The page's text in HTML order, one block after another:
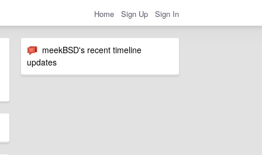
Home Sign Up Sign In
meekBSD's recent timeline
updates